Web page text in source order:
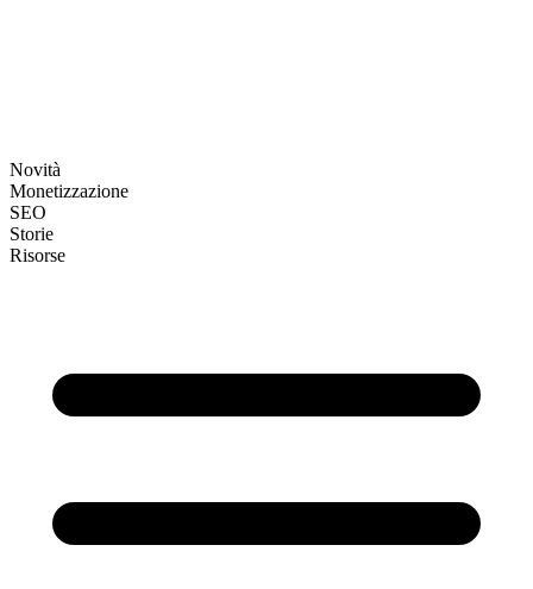
Novità
Monetizzazione
SEO
Storie
Risorse